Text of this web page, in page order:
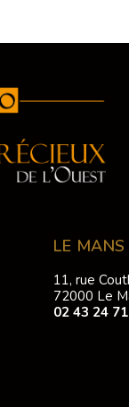
LE MANS
11, rue
72000 Le
02 43 24